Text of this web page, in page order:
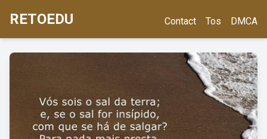
RETOEDU Contact Tos DMCA